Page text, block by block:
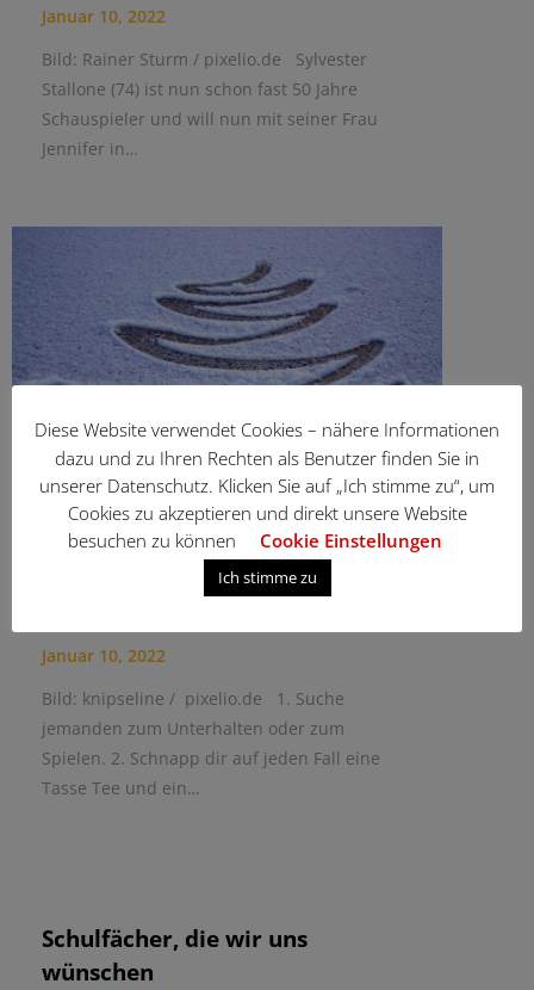
Januar 10, 2022
Bild: Rainer Sturm / pixelio.de Sylvester
Stallone (74) ist nun schon fast 50 Jahre
Schauspieler und will nun mit seiner Frau
Jennifer in…
Was tut man gegen Langeweile
Januar 10, 2022
Bild: knipseline / pixelio.de 1. Suche
jemanden zum Unterhalten oder zum
Spielen. 2. Schnapp dir auf jeden Fall eine
Tasse Tee und ein…
Schulfächer, die wir uns
wünschen
Diese Website verwendet Cookies – nähere Informationen
dazu und zu Ihren Rechten als Benutzer finden Sie in
unserer Datenschutz. Klicken Sie auf „Ich stimme zu“, um
Cookies zu akzeptieren und direkt unsere Website
besuchen zu können
Cookie Einstellungen
Ich stimme zu